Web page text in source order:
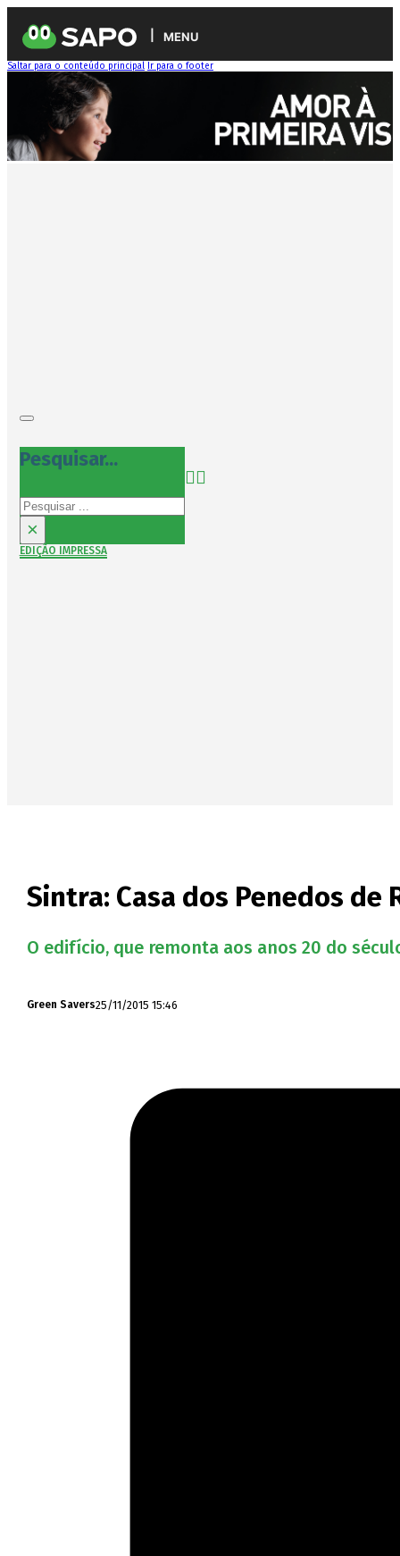
MENU
Saltar para o conteúdo principal Ir para o footer
Pesquisar...
Pesquisar
×
EDIÇÃO IMPRESSA
Sintra: Casa dos Penedos
O edifício, que remonta aos anos 20 do
Green Savers25/11/2015 15:46